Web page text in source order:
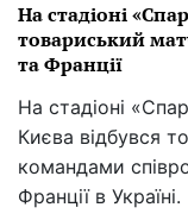
На стадіоні
товариський
та Франції
На стадіоні
Києва відбувся
командами
Франції в Україні.